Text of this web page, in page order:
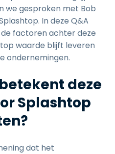
we gesproken met Bob
In deze Q&A
factoren achter deze
waarde blijft leveren
ondernemingen.
deze
Splashtop
dat het